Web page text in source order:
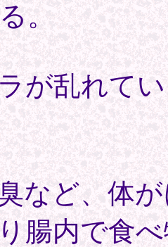
。
が乱れて
など、体
腸内で食